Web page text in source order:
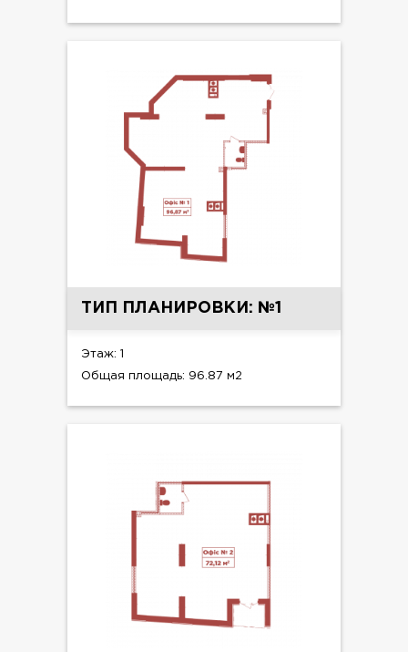
ТИП ПЛАНИРОВКИ: №1
Этаж: 1
Общая площадь: 96.87 м2